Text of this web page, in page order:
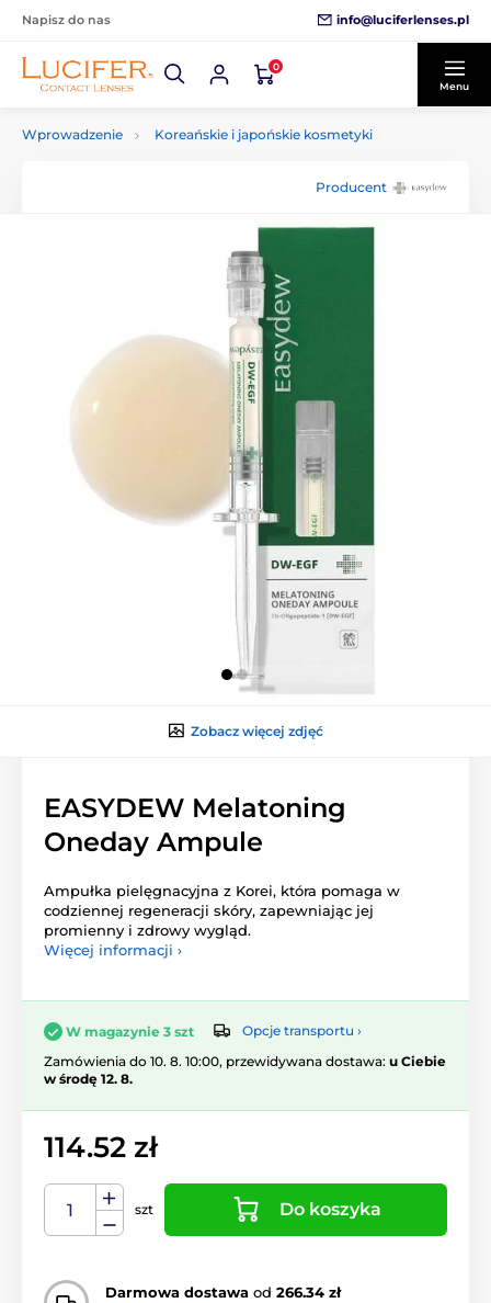
Napisz do nas info@luciferlenses.pl
0
Menu
Wprowadzenie Koreańskie i japońskie kosmetyki
Producent
Zobacz więcej zdjęć
EASYDEW Melatoning
Oneday Ampule
Ampułka pielęgnacyjna z Korei, która pomaga w
codziennej regeneracji skóry, zapewniając jej
promienny i zdrowy wygląd.
Więcej informacji ›
W magazynie 3 szt
Opcje transportu ›
Zamówienia do 10. 8. 10:00, przewidywana dostawa: u Ciebie
w środę 12. 8.
114.52 zł
szt Do koszyka
Darmowa dostawa od 266.34 zł